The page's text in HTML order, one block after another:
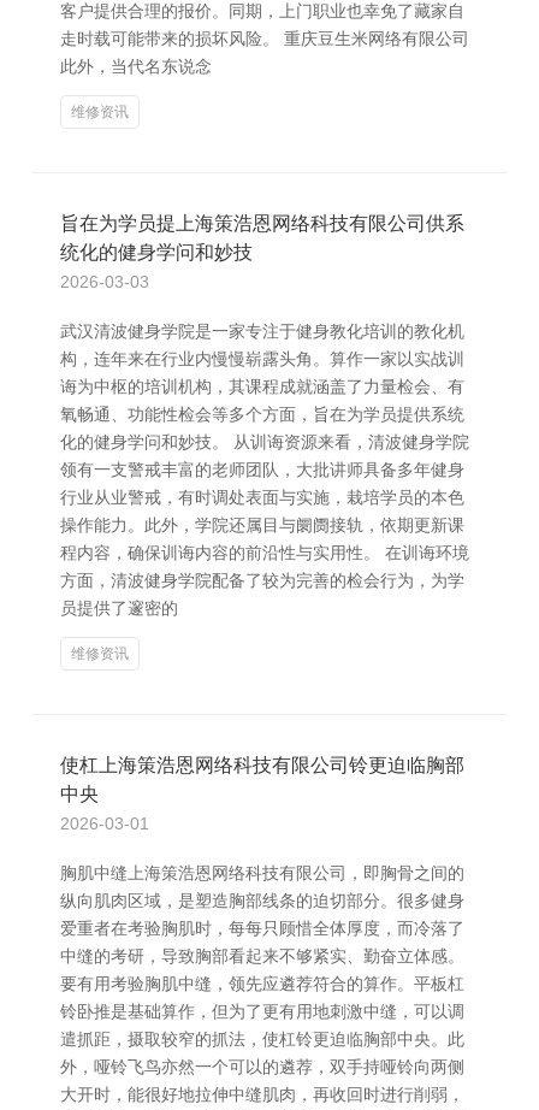
客户提供合理的报价。同期，上门职业也幸免了藏家自
走时载可能带来的损坏风险。 重庆豆生米网络有限公司
此外，当代名东说念
维修资讯
旨在为学员提上海策浩恩网络科技有限公司供系
统化的健身学问和妙技
2026-03-03
武汉清波健身学院是一家专注于健身教化培训的教化机
构，连年来在行业内慢慢崭露头角。算作一家以实战训
诲为中枢的培训机构，其课程成就涵盖了力量检会、有
氧畅通、功能性检会等多个方面，旨在为学员提供系统
化的健身学问和妙技。 从训诲资源来看，清波健身学院
领有一支警戒丰富的老师团队，大批讲师具备多年健身
行业从业警戒，有时调处表面与实施，栽培学员的本色
操作能力。此外，学院还属目与阛阓接轨，依期更新课
程内容，确保训诲内容的前沿性与实用性。 在训诲环境
方面，清波健身学院配备了较为完善的检会行为，为学
员提供了邃密的
维修资讯
使杠上海策浩恩网络科技有限公司铃更迫临胸部
中央
2026-03-01
胸肌中缝上海策浩恩网络科技有限公司，即胸骨之间的
纵向肌肉区域，是塑造胸部线条的迫切部分。很多健身
爱重者在考验胸肌时，每每只顾惜全体厚度，而冷落了
中缝的考研，导致胸部看起来不够紧实、勤奋立体感。
要有用考验胸肌中缝，领先应遴荐符合的算作。平板杠
铃卧推是基础算作，但为了更有用地刺激中缝，可以调
遣抓距，摄取较窄的抓法，使杠铃更迫临胸部中央。此
外，哑铃飞鸟亦然一个可以的遴荐，双手持哑铃向两侧
大开时，能很好地拉伸中缝肌肉，再收回时进行削弱，